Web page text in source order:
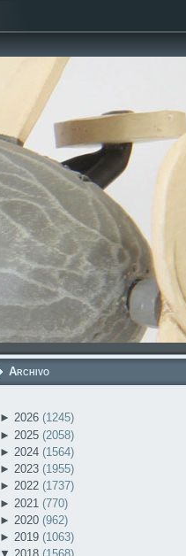
Archivo
► 2026 (1245)
► 2025 (2058)
► 2024 (1564)
► 2023 (1955)
► 2022 (1737)
► 2021 (770)
► 2020 (962)
► 2019 (1063)